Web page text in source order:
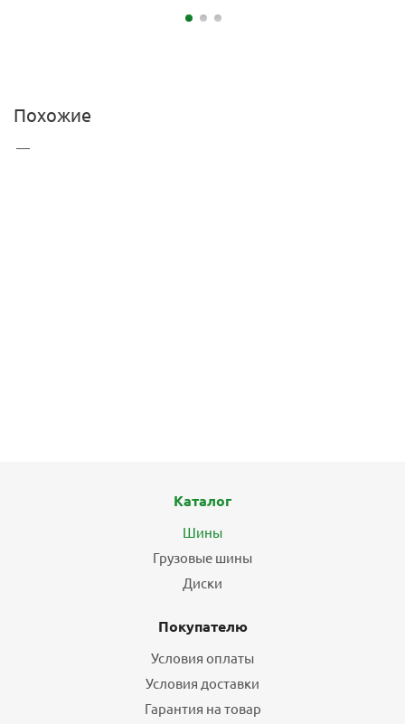
Похожие
Каталог
Шины
Грузовые шины
Диски
Покупателю
Условия оплаты
Условия доставки
Гарантия на товар